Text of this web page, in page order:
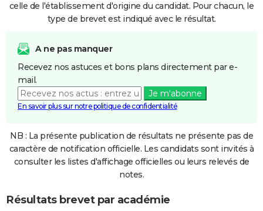
celle de l'établissement d'origine du candidat. Pour chacun, le
type de brevet est indiqué avec le résultat.
A ne pas manquer
Recevez nos astuces et bons plans directement par e-
mail.
Je m'abonne
En savoir plus sur notre politique de confidentialité
NB : La présente publication de résultats ne présente pas de
caractère de notification officielle. Les candidats sont invités à
consulter les listes d'affichage officielles ou leurs relevés de
notes.
Résultats brevet par académie